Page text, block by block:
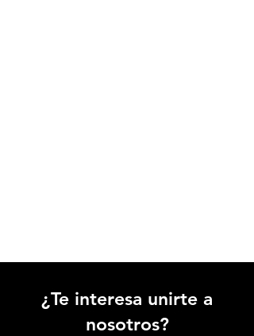
¿Te interesa unirte a
nosotros?